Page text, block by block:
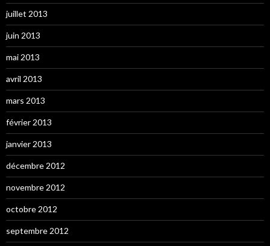
juillet 2013
juin 2013
mai 2013
avril 2013
mars 2013
février 2013
janvier 2013
décembre 2012
novembre 2012
octobre 2012
septembre 2012